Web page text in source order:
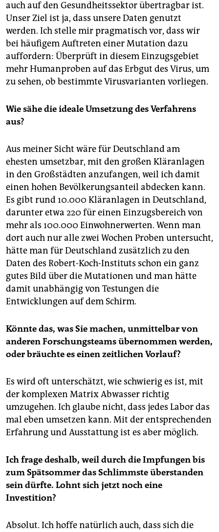
auch auf den Gesundheitssektor übertragbar ist.
Unser Ziel ist ja, dass unsere Daten genutzt
werden. Ich stelle mir pragmatisch vor, dass wir
bei häufigem Auftreten einer Mutation dazu
auffordern: Überprüft in diesem Einzugsgebiet
mehr Humanproben auf das Erbgut des Virus, um
zu sehen, ob bestimmte Virus­varianten vorliegen.
Wie sähe die ideale Umsetzung des Verfahrens
aus?
Aus meiner Sicht wäre für Deutschland am
ehesten umsetzbar, mit den großen Kläranlagen
in den Großstädten anzufangen, weil ich damit
einen hohen Bevölkerungsanteil abdecken kann.
Es gibt rund 10.000 Kläranlagen in Deutschland,
darunter etwa 220 für einen Einzugsbereich von
mehr als 100.000 Einwohnerwerten. Wenn man
dort auch nur alle zwei Wochen Proben untersucht,
hätte man für Deutschland zusätzlich zu den
Daten des Robert-Koch-Instituts schon ein ganz
gutes Bild über die Muta­tionen und man hätte
damit unabhängig von Testungen die
Entwicklungen auf dem Schirm.
Könnte das, was Sie machen, unmittelbar von
anderen Forschungsteams übernommen werden,
oder bräuchte es einen zeitlichen Vorlauf?
Es wird oft unterschätzt, wie schwierig es ist, mit
der komplexen Matrix Abwasser richtig
umzugehen. Ich glaube nicht, dass jedes Labor das
mal eben umsetzen kann. Mit der entsprechenden
Erfahrung und Ausstattung ist es aber möglich.
Ich frage deshalb, weil durch die Impfungen bis
zum Spätsommer das Schlimmste überstanden
sein dürfte. Lohnt sich jetzt noch eine
Investition?
Absolut. Ich hoffe natürlich auch, dass sich die